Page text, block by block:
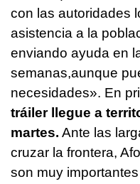
con las autoridades
asistencia a la
enviando ayuda en
semanas,aunque
necesidades». En
tráiler llegue a
martes. Ante las
cruzar la frontera,
son muy